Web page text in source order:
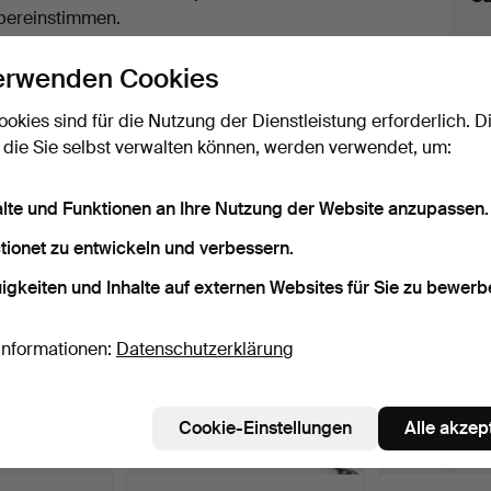
zu erhalten, sobald dieses Objekt
ist.
die mit Ihrer Suche
Cookies
sind für die Nutzung der Dienstleistung erforderlich.
Sie selbst verwalten können, werden verwendet, um:
und Funktionen an Ihre Nutzung der Website anzupassen.
zu entwickeln und verbessern.
und Inhalte auf externen Websites für Sie zu
Datenschutzerklärung
Cookie-Einstellungen Alle